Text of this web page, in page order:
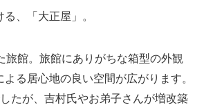
、「大正屋」。
旅館。旅館にありがちな箱型の外観
る居心地の良い空間が広がります。
たが、吉村氏やお弟子さんが増改築